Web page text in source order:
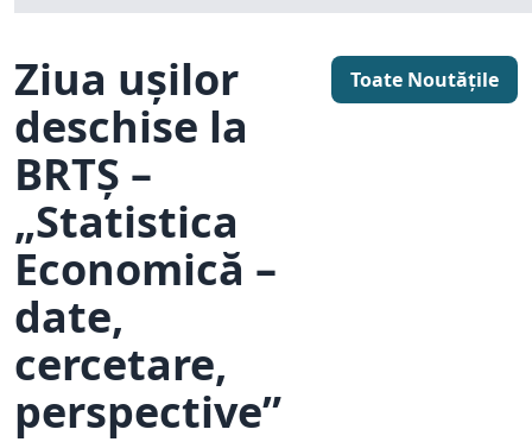
Ziua ușilor
deschise la
BRTȘ –
„Statistica
Economică –
date,
cercetare,
perspective”
Toate Noutățile